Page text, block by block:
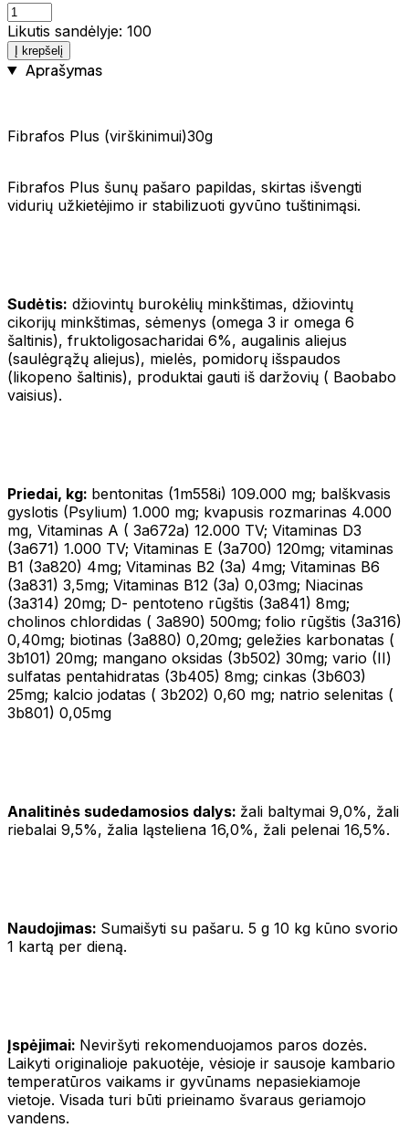
Likutis sandėlyje: 100
Į krepšelį
Aprašymas
Fibrafos Plus (virškinimui)30g
Fibrafos Plus šunų pašaro papildas, skirtas išvengti
vidurių užkietėjimo ir stabilizuoti gyvūno tuštinimąsi.
Sudėtis: džiovintų burokėlių minkštimas, džiovintų
cikorijų minkštimas, sėmenys (omega 3 ir omega 6
šaltinis), fruktoligosacharidai 6%, augalinis aliejus
(saulėgrąžų aliejus), mielės, pomidorų išspaudos
(likopeno šaltinis), produktai gauti iš daržovių ( Baobabo
vaisius).
Priedai, kg: bentonitas (1m558i) 109.000 mg; balškvasis
gyslotis (Psylium) 1.000 mg; kvapusis rozmarinas 4.000
mg, Vitaminas A ( 3a672a) 12.000 TV; Vitaminas D3
(3a671) 1.000 TV; Vitaminas E (3a700) 120mg; vitaminas
B1 (3a820) 4mg; Vitaminas B2 (3a) 4mg; Vitaminas B6
(3a831) 3,5mg; Vitaminas B12 (3a) 0,03mg; Niacinas
(3a314) 20mg; D- pentoteno rūgštis (3a841) 8mg;
cholinos chlordidas ( 3a890) 500mg; folio rūgštis (3a316)
0,40mg; biotinas (3a880) 0,20mg; geležies karbonatas (
3b101) 20mg; mangano oksidas (3b502) 30mg; vario (II)
sulfatas pentahidratas (3b405) 8mg; cinkas (3b603)
25mg; kalcio jodatas ( 3b202) 0,60 mg; natrio selenitas (
3b801) 0,05mg
Analitinės sudedamosios dalys: žali baltymai 9,0%, žali
riebalai 9,5%, žalia ląsteliena 16,0%, žali pelenai 16,5%.
Naudojimas: Sumaišyti su pašaru. 5 g 10 kg kūno svorio
1 kartą per dieną.
Įspėjimai: Neviršyti rekomenduojamos paros dozės.
Laikyti originalioje pakuotėje, vėsioje ir sausoje kambario
temperatūros vaikams ir gyvūnams nepasiekiamoje
vietoje. Visada turi būti prieinamo švaraus geriamojo
vandens.